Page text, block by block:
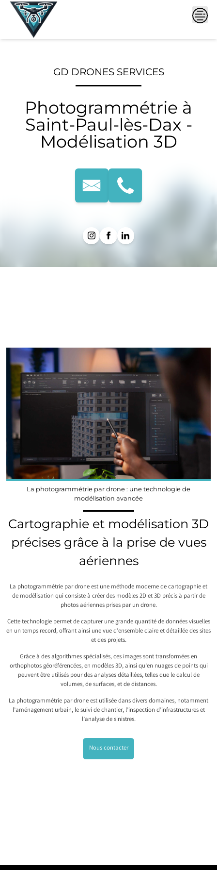
Skip
GD DRONES SERVICES
Photogrammétrie à
Saint-Paul-lès-Dax -
Modélisation 3D
La photogrammétrie par drone : une technologie de
modélisation avancée
Cartographie et modélisation 3D
précises grâce à la prise de vues
aériennes
La photogrammétrie par drone est une méthode moderne de cartographie et
de modélisation qui consiste à créer des modèles 2D et 3D précis à partir de
photos aériennes prises par un drone.
Cette technologie permet de capturer une grande quantité de données visuelles
en un temps record, offrant ainsi une vue d’ensemble claire et détaillée des sites
et des projets.
Grâce à des algorithmes spécialisés, ces images sont transformées en
orthophotos géoréférencées, en modèles 3D, ainsi qu’en nuages de points qui
peuvent être utilisés pour des analyses détaillées, telles que le calcul de
volumes, de surfaces, et de distances.
La photogrammétrie par drone est utilisée dans divers domaines, notamment
l’aménagement urbain, le suivi de chantier, l’inspection d’infrastructures et
l’analyse de sinistres.
Nous contacter